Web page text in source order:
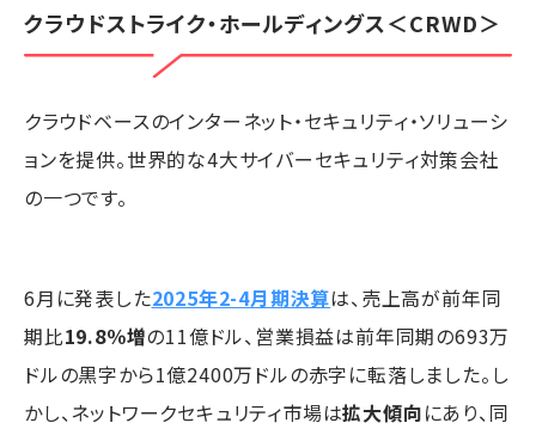
クラウドストライク・ホールディングス＜CRWD＞
クラウドベースのインターネット・セキュリティ・ソリューシ
ョンを提供。世界的な4大サイバーセキュリティ対策会社
の一つです。
6月に発表した2025年2-4月期決算は、売上高が前年同
期比19.8％増の11億ドル、営業損益は前年同期の693万
ドルの黒字から1億2400万ドルの赤字に転落しました。し
かし、ネットワークセキュリティ市場は拡大傾向にあり、同